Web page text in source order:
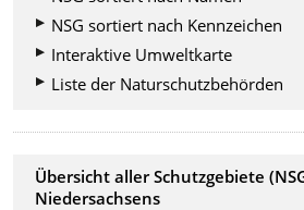
NSG sortiert nach Kennzeichen
Interaktive Umweltkarte
Liste der Naturschutzbehörden
Übersicht aller Schutzgebiete
Niedersachsens